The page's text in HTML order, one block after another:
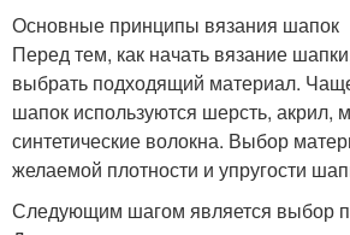
Основные принципы вязания шапок
Перед тем, как начать вязание
выбрать подходящий материал.
шапок используются шерсть, акрил,
синтетические волокна. Выбор
желаемой плотности и упругости
Следующим шагом является выбор